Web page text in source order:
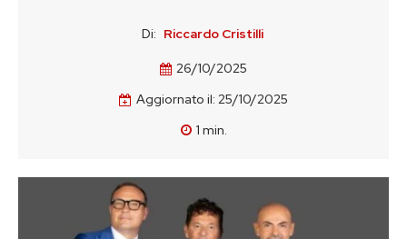
Di: Riccardo Cristilli
26/10/2025
Aggiornato il: 25/10/2025
1 min.